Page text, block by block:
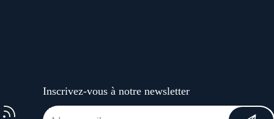
Inscrivez-vous à notre newsletter